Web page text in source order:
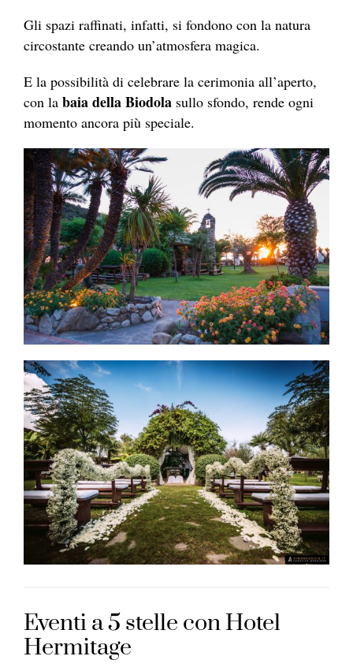
Gli spazi raffinati, infatti, si fondono con la natura
circostante creando un’atmosfera magica.
E la possibilità di celebrare la cerimonia all’aperto,
con la baia della Biodola sullo sfondo, rende ogni
momento ancora più speciale.
Eventi a 5 stelle con Hotel
Hermitage